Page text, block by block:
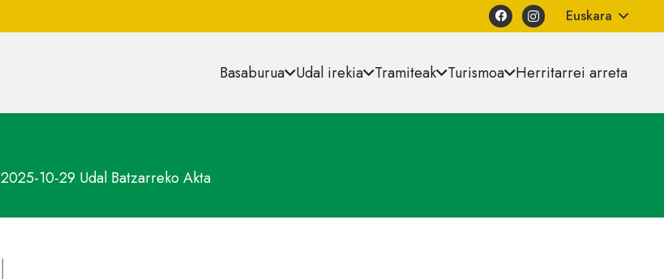
Euskara
Basaburua Udal irekia Tramiteak Turismoa Herritarrei arreta
2025-10-29 Udal Batzarreko Akta